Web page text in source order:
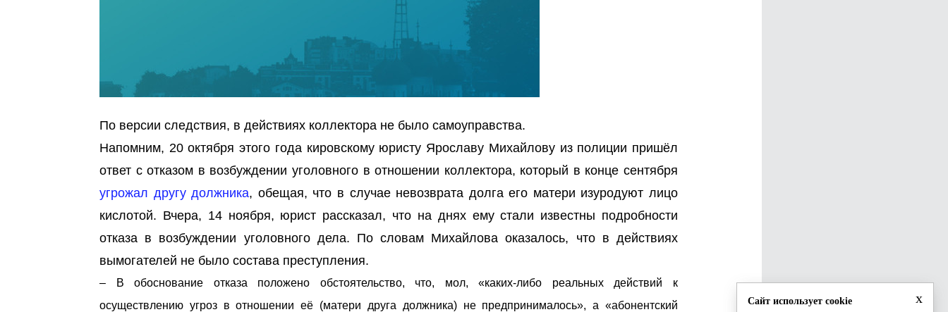
По версии следствия, в действиях коллектора не было самоуправства.
Напомним, 20 октября этого года кировскому юристу Ярославу Михайлову из полиции пришёл
ответ с отказом в возбуждении уголовного в отношении коллектора, который в конце сентября
угрожал другу должника, обещая, что в случае невозврата долга его матери изуродуют лицо
кислотой. Вчера, 14 ноября, юрист рассказал, что на днях ему стали известны подробности
отказа в возбуждении уголовного дела. По словам Михайлова оказалось, что в действиях
вымогателей не было состава преступления.
– В обоснование отказа положено обстоятельство, что, мол, «каких-либо реальных действий к
осуществлению угроз в отношении её (матери друга должника) не предпринималось», а «абонентский
x
Сайт использует cookie